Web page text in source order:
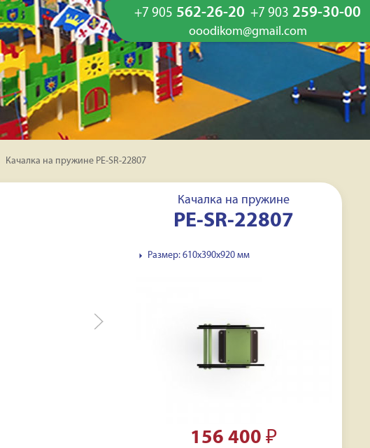
+7 905 562-26-20 +7 903 259-30-00
ooodikom@gmail.com
Качалка на пружине PE-SR-22807
Качалка на пружине
PE-SR-22807
Размер: 610х390х920 мм
156 400₽